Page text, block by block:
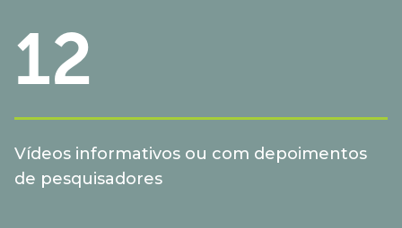
12
Vídeos informativos ou com depoimentos
de pesquisadores